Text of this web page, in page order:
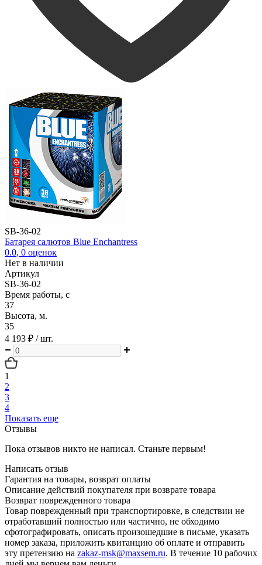
SB-36-02
Батарея салютов Blue Enchantress
0.0, 0 оценок
Нет в наличии
Артикул
SB-36-02
Время работы, с
37
Высота, м.
35
4 193 ₽ / шт.
1
2
3
4
Показать еще
Отзывы
Пока отзывов никто не написал. Станьте первым!
Написать отзыв
Гарантия на товары, возврат оплаты
Описание действий покупателя при возврате товара
Возврат поврежденного товара
Товар поврежденный при транспортировке, в следствии не
отработавший полностью или частично, не обходимо
сфотографировать, описать произошедшие в письме, указать
номер заказа, приложить квитанцию об оплате и отправить
эту претензию на zakaz-msk@maxsem.ru. В течение 10 рабочих